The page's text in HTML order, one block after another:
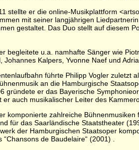
stellte er die online-Musikplattform
mit seiner langjährigen
gestaltet. Das Duo stellt auf diesem
begleitete u.a. namhafte Sänger wie Piotr
Johannes Kalpers, Yvonne Naef und
führte Philipp Vogler zuletzt
an die Hamburgische
gründete er das Bayerische
er auch musikalischer Leiter des
komponierte zahlreiche Bühnenmusiken
für das Saarländische Staatstheater
der Hamburgischen Staatsoper
“Chansons de Baudelaire“ (2001) .